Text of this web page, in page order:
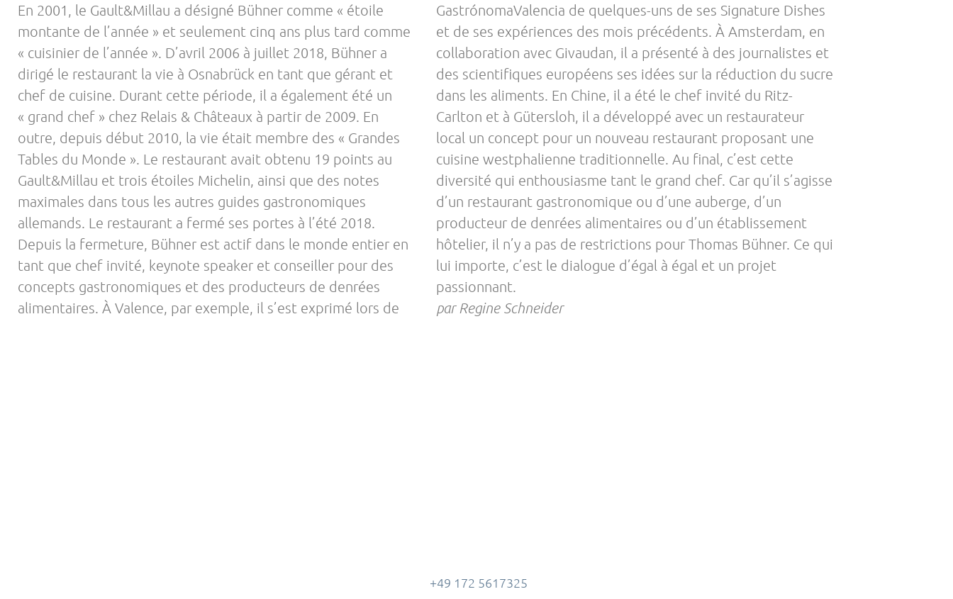
En 2001, le Gault&Millau a désigné Bühner comme « étoile
montante de l’année » et seulement cinq ans plus tard comme
« cuisinier de l’année ». D’avril 2006 à juillet 2018, Bühner a
dirigé le restaurant la vie à Osnabrück en tant que gérant et
chef de cuisine. Durant cette période, il a également été un
« grand chef » chez Relais & Châteaux à partir de 2009. En
outre, depuis début 2010, la vie était membre des « Grandes
Tables du Monde ». Le restaurant avait obtenu 19 points au
Gault&Millau et trois étoiles Michelin, ainsi que des notes
maximales dans tous les autres guides gastronomiques
allemands. Le restaurant a fermé ses portes à l’été 2018.
Depuis la fermeture, Bühner est actif dans le monde entier en
tant que chef invité, keynote speaker et conseiller pour des
concepts gastronomiques et des producteurs de denrées
alimentaires. À Valence, par exemple, il s’est exprimé lors de
GastrónomaValencia de quelques-uns de ses Signature Dishes
et de ses expériences des mois précédents. À Amsterdam, en
collaboration avec Givaudan, il a présenté à des journalistes et
des scientifiques européens ses idées sur la réduction du sucre
dans les aliments. En Chine, il a été le chef invité du Ritz-
Carlton et à Gütersloh, il a développé avec un restaurateur
local un concept pour un nouveau restaurant proposant une
cuisine westphalienne traditionnelle. Au final, c’est cette
diversité qui enthousiasme tant le grand chef. Car qu’il s’agisse
d’un restaurant gastronomique ou d’une auberge, d’un
producteur de denrées alimentaires ou d’un établissement
hôtelier, il n’y a pas de restrictions pour Thomas Bühner. Ce qui
lui importe, c’est le dialogue d’égal à égal et un projet
passionnant.
par Regine Schneider
+49 172 5617325